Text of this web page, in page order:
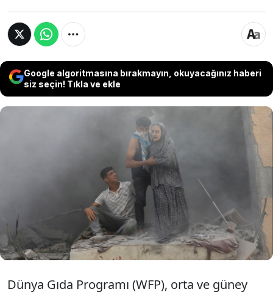
Google algoritmasına bırakmayın, okuyacağınız haberi
siz seçin! Tıkla ve ekle
İsrail'in Filistin'de saldırıları devam
ederken Birleşmiş Milletler bünyesinde
çalışmalarını sürdüren Dünya Gıda
Programı
Dünya Gıda Programı (WFP), orta ve güney